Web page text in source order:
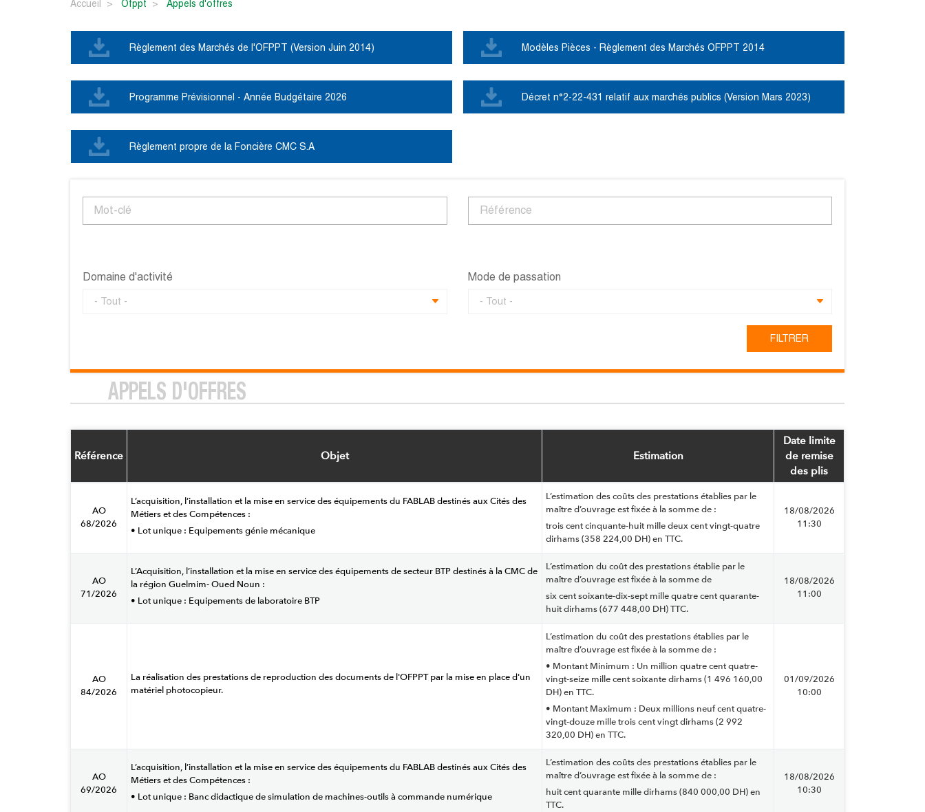
Accueil ofppt appels d'offres
Règlement des Marchés de l'OFPPT (Version Juin 2014) Modèles Pièces - Règlement des Marchés OFPPT 2014
Programme Prévisionnel - Année Budgétaire 2026 Décret n°2-22-431 relatif aux marchés publics (Version Mars 2023)
Règlement propre de la Foncière CMC S.A
Description Title
Domaine d'activité Mode de passation
APPELS D'OFFRES
Référence Objet Estimation
Date limite
de remise
des plis
AO
68/2026
L’acquisition, l’installation et la mise en service des équipements du FABLAB destinés aux Cités des
Métiers et des Compétences :
• Lot unique : Equipements génie mécanique
L’estimation des coûts des prestations établies par le
maître d’ouvrage est fixée à la somme de :
trois cent cinquante-huit mille deux cent vingt-quatre
dirhams (358 224,00 DH) en TTC.
18/08/2026
11:30
AO
71/2026
L’Acquisition, l’installation et la mise en service des équipements de secteur BTP destinés à la CMC de
la région Guelmim- Oued Noun :
• Lot unique : Equipements de laboratoire BTP
L’estimation du coût des prestations établie par le
maître d’ouvrage est fixée à la somme de
six cent soixante-dix-sept mille quatre cent quarante-
huit dirhams (677 448,00 DH) TTC.
18/08/2026
11:00
AO
84/2026
La réalisation des prestations de reproduction des documents de l'OFPPT par la mise en place d'un
matériel photocopieur.
L’estimation du coût des prestations établies par le
maître d’ouvrage est fixée à la somme de :
• Montant Minimum : Un million quatre cent quatre-
vingt-seize mille cent soixante dirhams (1 496 160,00
DH) en TTC.
• Montant Maximum : Deux millions neuf cent quatre-
vingt-douze mille trois cent vingt dirhams (2 992
320,00 DH) en TTC.
01/09/2026
10:00
AO
69/2026
L’acquisition, l’installation et la mise en service des équipements du FABLAB destinés aux Cités des
Métiers et des Compétences :
• Lot unique : Banc didactique de simulation de machines-outils à commande numérique
L’estimation des coûts des prestations établies par le
maître d’ouvrage est fixée à la somme de :
huit cent quarante mille dirhams (840 000,00 DH) en
TTC.
18/08/2026
10:30